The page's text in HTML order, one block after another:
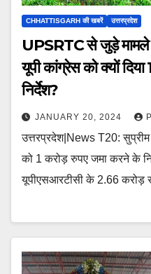
CHHATTISGARH की खबरें उत्तरप्रदेश
UPSRTC से जुड़े मामले
यूपी कांग्रेस को क्यों
निर्देश?
JANUARY 20, 2024
उत्तरप्रदेश|News T20:
को 1 करोड़ रुपए जमा करने के
यूपीएसआरटीसी के 2.66 करोड़